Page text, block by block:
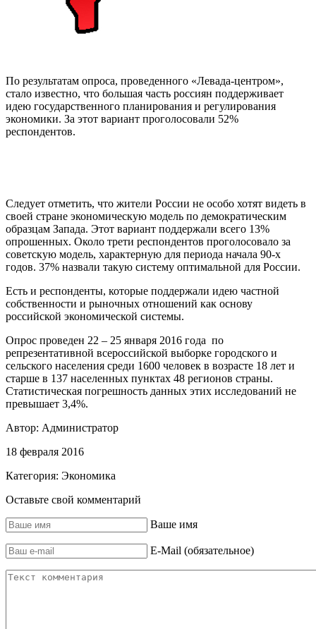
По результатам опроса, проведенного «Левада-центром»,
стало известно, что большая часть россиян поддерживает
идею государственного планирования и регулирования
экономики. За этот вариант проголосовали 52%
респондентов.
Следует отметить, что жители России не особо хотят видеть в
своей стране экономическую модель по демократическим
образцам Запада. Этот вариант поддержали всего 13%
опрошенных. Около трети респондентов проголосовало за
советскую модель, характерную для периода начала 90-х
годов. 37% назвали такую систему оптимальной для России.
Есть и респонденты, которые поддержали идею частной
собственности и рыночных отношений как основу
российской экономической системы.
Опрос проведен 22 – 25 января 2016 года по
репрезентативной всероссийской выборке городского и
сельского населения среди 1600 человек в возрасте 18 лет и
старше в 137 населенных пунктах 48 регионов страны.
Статистическая погрешность данных этих исследований не
превышает 3,4%.
Автор: Администратор
18 февраля 2016
Категория: Экономика
Оставьте свой комментарий
Ваше имя
E-Mail (обязательное)